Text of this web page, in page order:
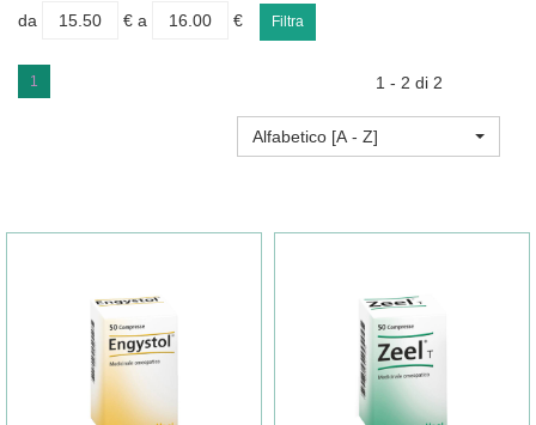
filtra
da €
filtra
a €
1 1 - 2 di 2
Alfabetico [A - Z]